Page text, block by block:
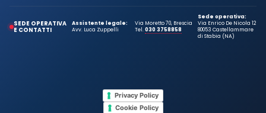
SEDE OPERATIVA
E CONTATTI
Assistente legale:
Avv. Luca Zuppelli
Via Moretto 70, Brescia
Tel.030 3758858
Sede operativa:
Via Enrico De Nicola 12
80053 Castellammare
di Stabia (NA)
Privacy Policy
Cookie Policy